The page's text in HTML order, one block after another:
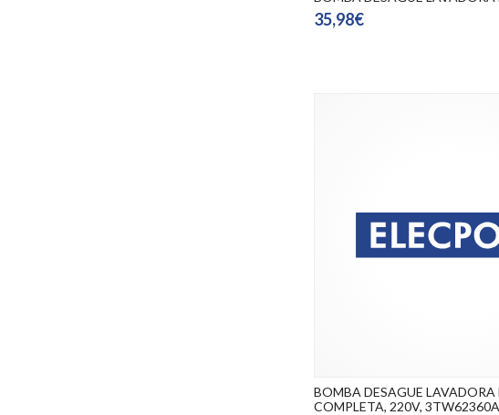
35,98€
BOMBA DESAGUE LAVADORA
COMPLETA, 220V,